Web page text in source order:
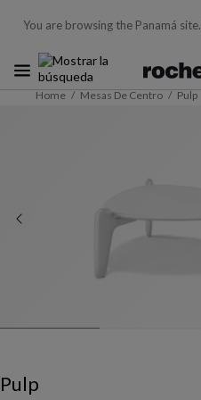
You are browsing the Panamá site.
Home Mesas De Centro Pulp
Pulp